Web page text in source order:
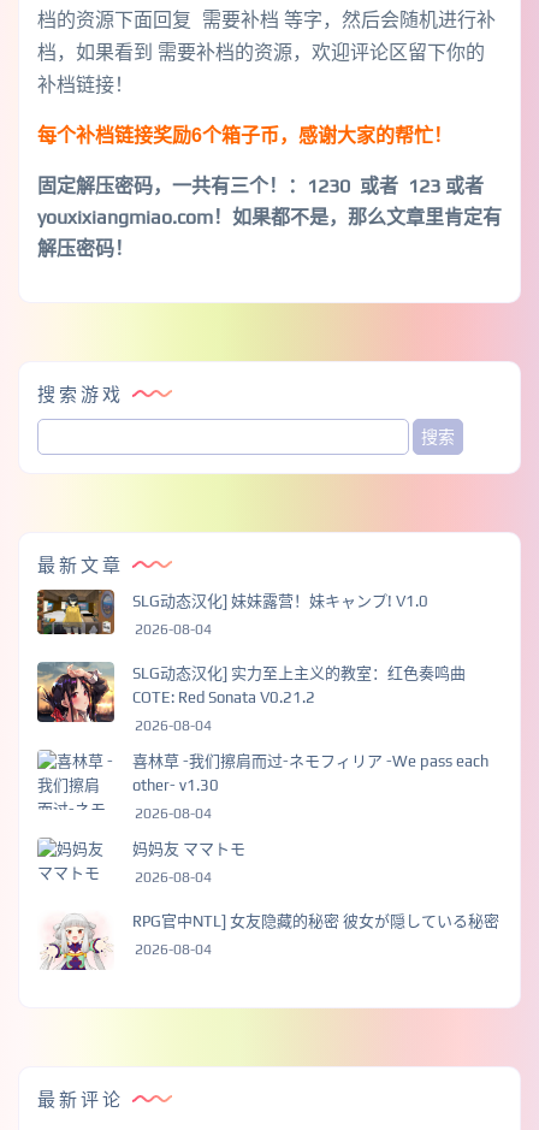
档的资源下面回复 需要补档 等字，然后会随机进行补
档，如果看到 需要补档的资源，欢迎评论区留下你的
补档链接！
每个补档链接奖励6个箱子币，感谢大家的帮忙！
固定解压密码，一共有三个！
：1230 或者 123 或者
youxixiangmiao.com！如果都不是，那么文章里肯定有
解压密码！
搜索游戏
最新文章
SLG动态汉化] 妹妹露营！妹キャンプ! V1.0
2026-08-04
SLG动态汉化] 实力至上主义的教室：红色奏鸣曲
COTE: Red Sonata V0.21.2
2026-08-04
喜林草 -我们擦肩而过-ネモフィリア -We pass each
other- v1.30
2026-08-04
妈妈友 ママトモ
2026-08-04
RPG官中NTL] 女友隐藏的秘密 彼女が隠している秘密
2026-08-04
最新评论